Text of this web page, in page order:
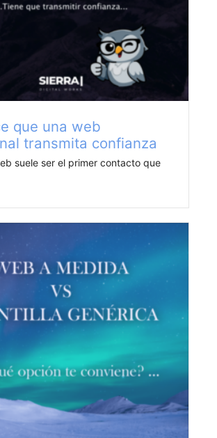
que una web
transmita confianza
suele ser el primer contacto que